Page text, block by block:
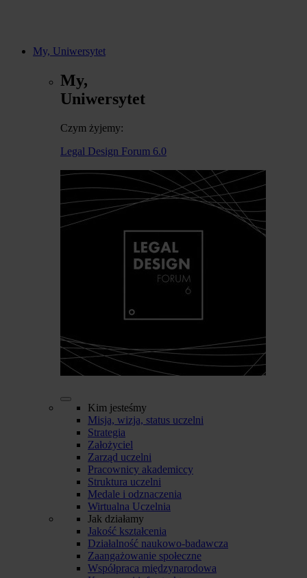
My, Uniwersytet
My,
Uniwersytet
Czym żyjemy:
Legal Design Forum 6.0
Kim jesteśmy
Misja, wizja, status uczelni
Strategia
Założyciel
Zarząd uczelni
Pracownicy akademiccy
Struktura uczelni
Medale i odznaczenia
Wirtualna Uczelnia
Jak działamy
Jakość kształcenia
Działalność naukowo-badawcza
Zaangażowanie społeczne
Współpraca międzynarodowa